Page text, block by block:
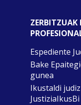
ZERBITZUAK
Espediente
Bake
gunea
Ikustaldi
JustiziaIkusBi